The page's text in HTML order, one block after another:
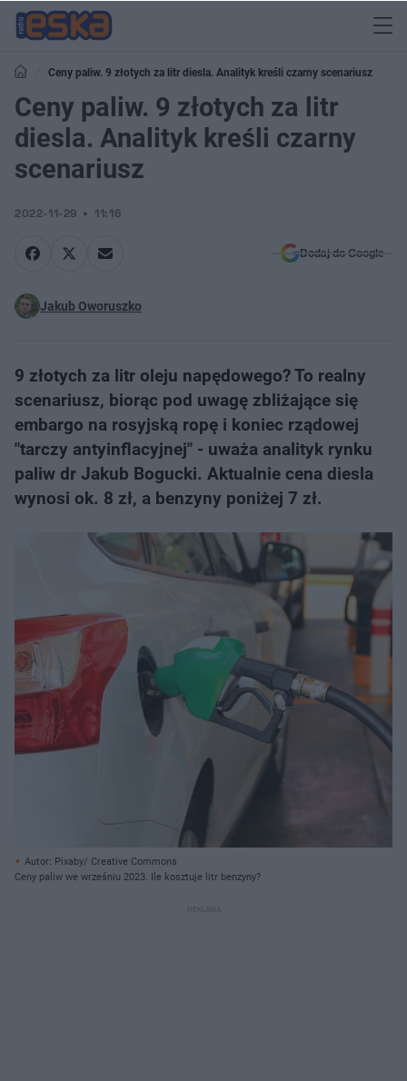
Ceny paliw. 9 złotych za litr diesla. Analityk kreśli czarny scenariusz
Ceny paliw. 9 złotych za litr
diesla. Analityk kreśli czarny
scenariusz
2022-11-29 11:16
Dodaj do Google
Jakub Oworuszko
9 złotych za litr oleju napędowego? To realny
scenariusz, biorąc pod uwagę zbliżające się
embargo na rosyjską ropę i koniec rządowej
"tarczy antyinflacyjnej" - uważa analityk rynku
paliw dr Jakub Bogucki. Aktualnie cena diesla
wynosi ok. 8 zł, a benzyny poniżej 7 zł.
Autor: Pixaby/ Creative Commons
Ceny paliw we wrześniu 2023. Ile kosztuje litr benzyny?